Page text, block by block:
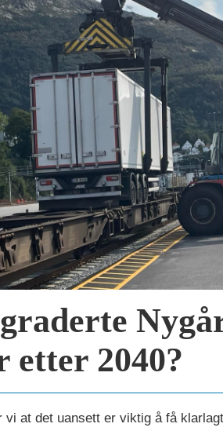
etter 2040?
at det uansett er viktig å få